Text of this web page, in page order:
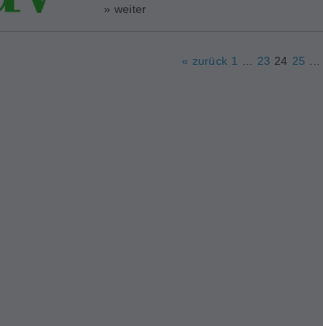
» weiter
« zurück 1 23 24 25